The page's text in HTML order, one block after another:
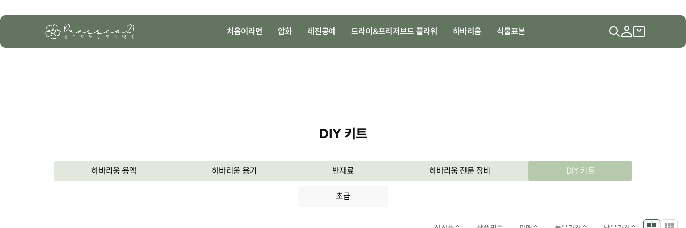
처음이라면 압화 레진공예 드라이&프리저브드 플라워 하바리움 식물표본
DIY 키트
하바리움 용액 하바리움 용기 반재료 하바리움 전문 장비 DIY 키트
초급